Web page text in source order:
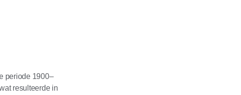
periode 1900–
resulteerde in